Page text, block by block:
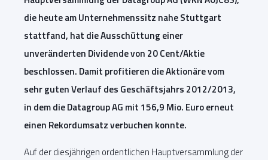
die heute am Unternehmenssitz nahe Stuttgart
stattfand, hat die Ausschüttung einer
unveränderten Dividende von 20 Cent/Aktie
beschlossen. Damit profitieren die Aktionäre vom
sehr guten Verlauf des Geschäftsjahrs 2012/2013,
in dem die Datagroup AG mit 156,9 Mio. Euro erneut
einen Rekordumsatz verbuchen konnte.
Auf der diesjährigen ordentlichen Hauptversammlung der